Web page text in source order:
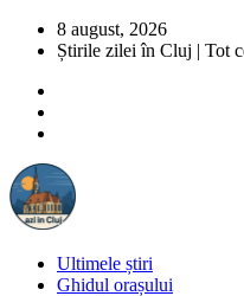
8 august, 2026
Știrile zilei în Cluj | Tot
Ultimele știri
Ghidul orașului